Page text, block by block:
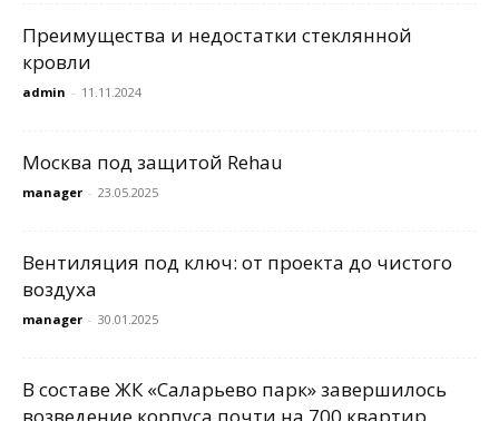
Преимущества и недостатки стеклянной
кровли
admin - 11.11.2024
Москва под защитой Rehau
manager - 23.05.2025
Вентиляция под ключ: от проекта до чистого
воздуха
manager - 30.01.2025
В составе ЖК «Саларьево парк» завершилось